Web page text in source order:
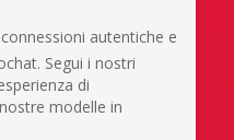
autentiche e
Segui i nostri
di
modelle in